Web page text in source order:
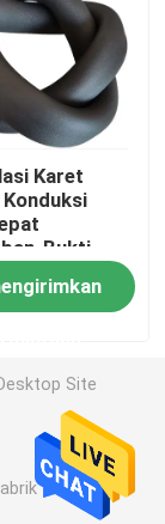
Karet
Bukti
Site